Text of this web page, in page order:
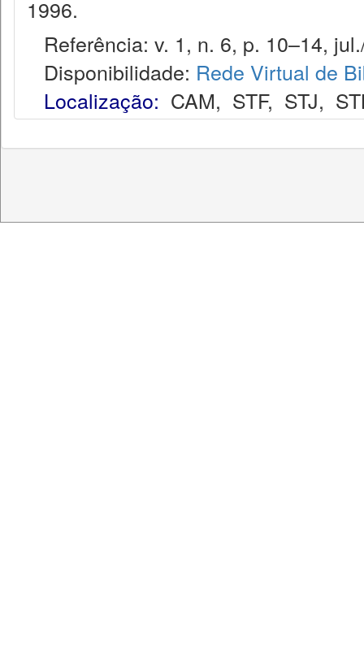
1996.
Referência: v. 1, n. 6, p. 10–14,
Disponibilidade: Rede Virtual de
Localização: CAM, STF, STJ,